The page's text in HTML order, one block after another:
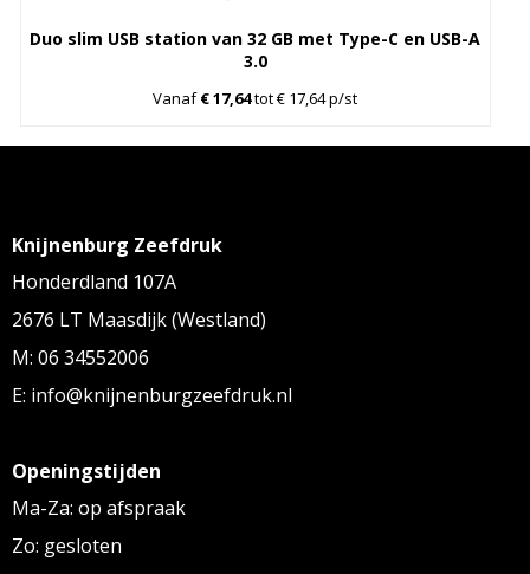
Duo slim USB station van 32 GB met Type-C en USB-A
3.0
Vanaf€ 17,64tot € 17,64 p/st
Knijnenburg Zeefdruk
Honderdland 107A
2676 LT Maasdijk (Westland)
M: 06 34552006
E: info@knijnenburgzeefdruk.nl
Openingstijden
Ma-Za: op afspraak
Zo: gesloten